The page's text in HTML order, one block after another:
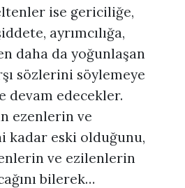
ise gericiliğe,
ayrımcılığa,
daha da yoğunlaşan
sözlerini söylemeye
devam edecekler.
ezenlerin ve
kadar eski olduğunu,
ve ezilenlerin
bilerek…